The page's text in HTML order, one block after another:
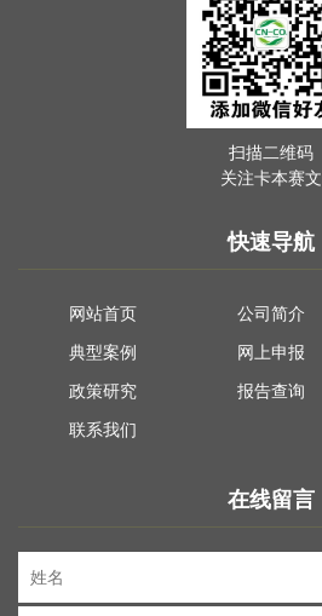
扫描二维码
关注卡本赛文
快速导航
网站首页 公司简介
典型案例
网上申报
政策研究
报告查询
联系我们
在线留言